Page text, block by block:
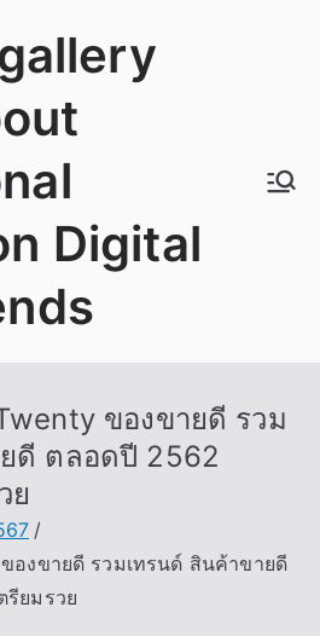
Digital
ของขายดี รวม
ดี ตลอดปี 2562
ย
องขายดี รวมเทรนด์ สินค้าขายดี
รียมรวย